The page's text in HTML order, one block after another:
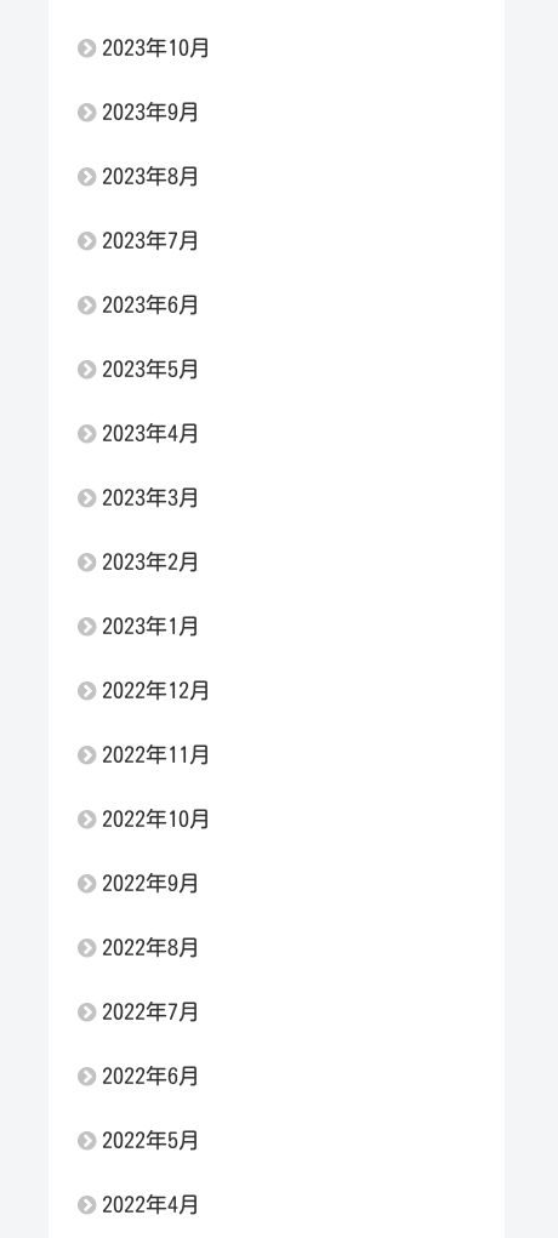
2023年10月
2023年9月
2023年8月
2023年7月
2023年6月
2023年5月
2023年4月
2023年3月
2023年2月
2023年1月
2022年12月
2022年11月
2022年10月
2022年9月
2022年8月
2022年7月
2022年6月
2022年5月
2022年4月